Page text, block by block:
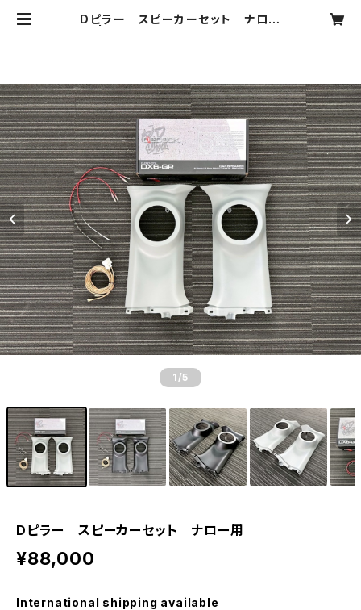
Dピラー スピーカーセット ナロー
1 /5
Dピラー スピーカーセット ナロー用
¥88,000
International shipping available